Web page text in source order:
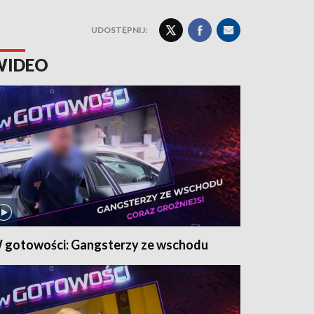
UDOSTĘPNIJ:
gotowości: Gangsterzy ze wschodu